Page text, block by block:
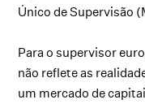
Único de Supervisão
Para o supervisor
não reflete as
um mercado de